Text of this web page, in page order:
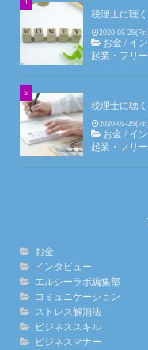
税理士に聴
2020-05-
お金 / イ
起業・フリ
税理士に聴
2020-05-
お金 / イ
起業・フリ
お金
インタビュー
エルシーラボ編集部
コミュニケーション
ストレス解消法
ビジネススキル
ビジネスマナー